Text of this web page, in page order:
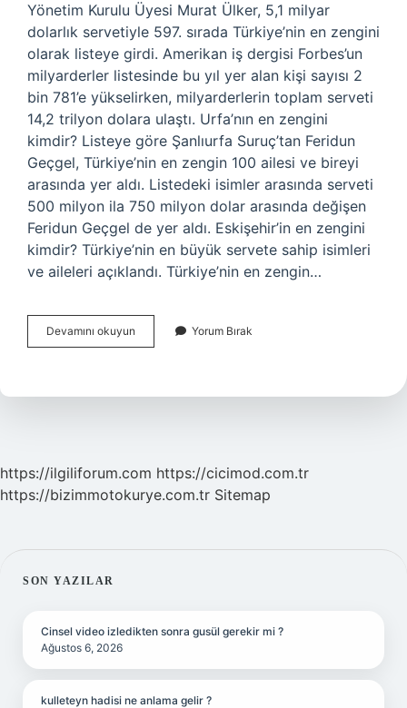
Yönetim Kurulu Üyesi Murat Ülker, 5,1 milyar
dolarlık servetiyle 597. sırada Türkiye’nin en zengini
olarak listeye girdi. Amerikan iş dergisi Forbes’un
milyarderler listesinde bu yıl yer alan kişi sayısı 2
bin 781’e yükselirken, milyarderlerin toplam serveti
14,2 trilyon dolara ulaştı. Urfa’nın en zengini
kimdir? Listeye göre Şanlıurfa Suruç’tan Feridun
Geçgel, Türkiye’nin en zengin 100 ailesi ve bireyi
arasında yer aldı. Listedeki isimler arasında serveti
500 milyon ila 750 milyon dolar arasında değişen
Feridun Geçgel de yer aldı. Eskişehir’in en zengini
kimdir? Türkiye’nin en büyük servete sahip isimleri
ve aileleri açıklandı. Türkiye’nin en zengin…
Devamını okuyun Samsunun
En
Yorum Bırak
https://ilgiliforum.com https://cicimod.com.tr
https://bizimmotokurye.com.tr Sitemap
SIDEBAR
SON YAZILAR
Cinsel video izledikten sonra gusül gerekir mi ?
Ağustos 6, 2026
kulleteyn hadisi ne anlama gelir ?